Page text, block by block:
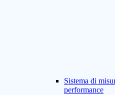
Sistema di
performance